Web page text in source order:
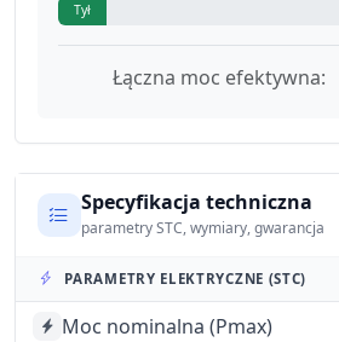
Tył
Łączna moc efektywna:
Specyfikacja techniczna
parametry STC, wymiary, gwarancja
PARAMETRY ELEKTRYCZNE (STC)
Moc nominalna (Pmax)